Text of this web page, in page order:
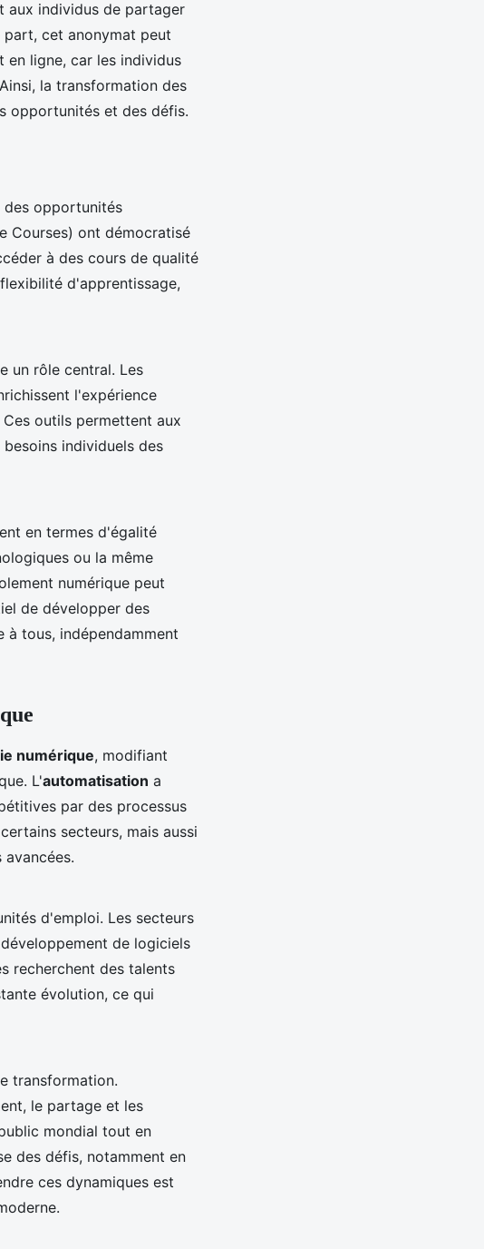
aux individus de partager
cet anonymat peut
en ligne, car les individus
la transformation des
opportunités et des défis.
opportunités
Courses) ont démocratisé
à des cours de qualité
d'apprentissage,
un rôle central. Les
l'expérience
outils permettent aux
individuels des
en termes d'égalité
ou la même
numérique peut
de développer des
tous, indépendamment
numérique, modifiant
L'automatisation a
par des processus
secteurs, mais aussi
d'emploi. Les secteurs
de logiciels
recherchent des talents
évolution, ce qui
transformation.
le partage et les
mondial tout en
des défis, notamment en
ces dynamiques est